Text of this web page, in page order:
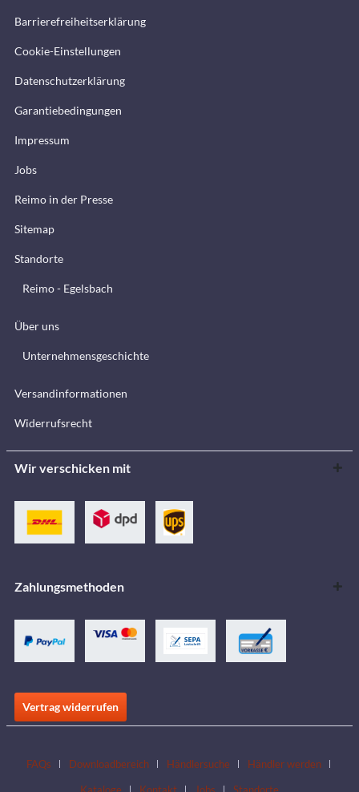
Barrierefreiheitserklärung
Cookie-Einstellungen
Datenschutzerklärung
Garantiebedingungen
Impressum
Jobs
Reimo in der Presse
Sitemap
Standorte
Reimo - Egelsbach
Über uns
Unternehmensgeschichte
Versandinformationen
Widerrufsrecht
Wir verschicken mit
Zahlungsmethoden
Vertrag widerrufen
FAQs Downloadbereich Händlersuche
Händler werden